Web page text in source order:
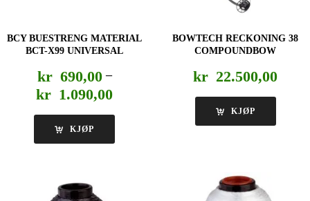
BCY BUESTRENG MATERIAL
BCT-X99 UNIVERSAL
kr 690,00 –
kr 1.090,00Prisområde:
til
KJØP
BOWTECH RECKONING 38
COMPOUNDBOW
kr 22.500,00
KJØP